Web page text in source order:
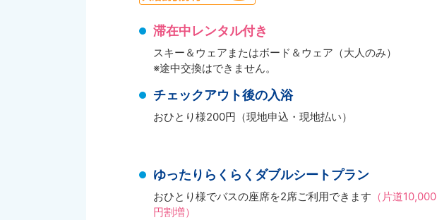
滞在中レンタル付き
スキー＆ウェアまたはボード＆ウェア（大人のみ）
※途中交換はできません。
チェックアウト後の入浴
おひとり様200円（現地申込・現地払い）
ゆったりらくらくダブルシートプラン
おひとり様でバスの座席を2席ご利用できます （片道10,000
円割増）